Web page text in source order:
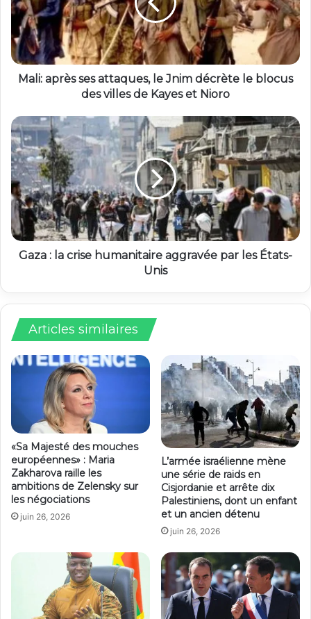
Mali: après ses attaques, le Jnim décrète le blocus
des villes de Kayes et Nioro
Gaza : la crise humanitaire aggravée par les États-
Unis
Articles similaires
«Sa Majesté des mouches
européennes» : Maria
Zakharova raille les
ambitions de Zelensky sur
les négociations
juin 26, 2026
L’armée israélienne mène
une série de raids en
Cisjordanie et arrête dix
Palestiniens, dont un enfant
et un ancien détenu
juin 26, 2026